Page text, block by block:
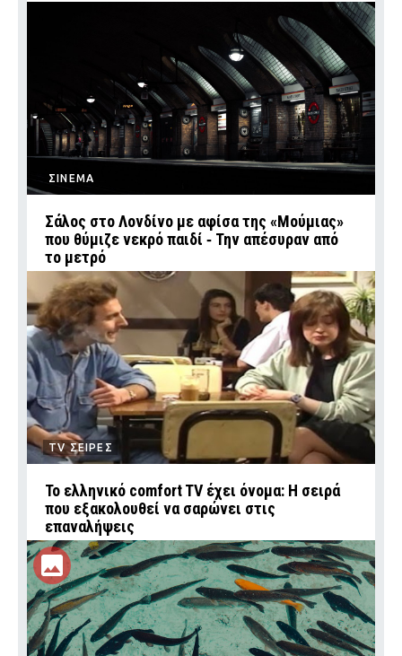
ΣΙΝΕΜΑ
Σάλος στο Λονδίνο με αφίσα της «Μούμιας»
που θύμιζε νεκρό παιδί ‑ Την απέσυραν από
το μετρό
TV ΣΕΙΡΕΣ
Το ελληνικό comfort TV έχει όνομα: Η σειρά
που εξακολουθεί να σαρώνει στις
επαναλήψεις